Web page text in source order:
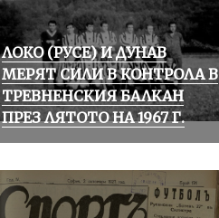
ЛОКО (РУСЕ) И ДУНАВ
МЕРЯТ СИЛИ В КОНТРОЛА В
ТРЕВНЕНСКИЯ БАЛКАН
ПРЕЗ ЛЯТОТО НА 1967 Г.